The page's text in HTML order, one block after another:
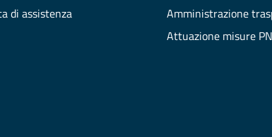
di assistenza
Amministrazione
Attuazione misure